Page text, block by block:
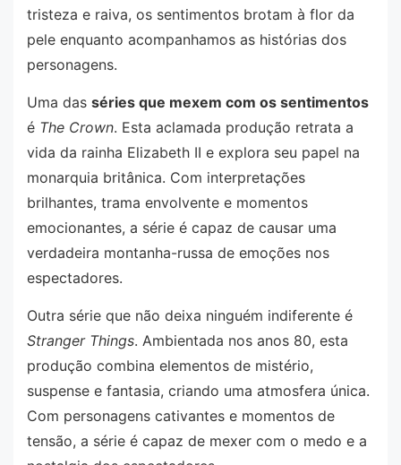
tristeza e raiva, os sentimentos brotam à flor da
pele enquanto acompanhamos as histórias dos
personagens.
Uma das séries que mexem com os sentimentos
é The Crown. Esta aclamada produção retrata a
vida da rainha Elizabeth II e explora seu papel na
monarquia britânica. Com interpretações
brilhantes, trama envolvente e momentos
emocionantes, a série é capaz de causar uma
verdadeira montanha-russa de emoções nos
espectadores.
Outra série que não deixa ninguém indiferente é
Stranger Things. Ambientada nos anos 80, esta
produção combina elementos de mistério,
suspense e fantasia, criando uma atmosfera única.
Com personagens cativantes e momentos de
tensão, a série é capaz de mexer com o medo e a